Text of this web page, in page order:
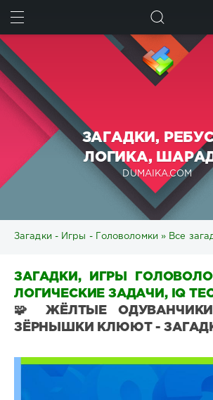
ЗАГАДКИ,
ЛОГИКА,
DUMAIKA.COM
Загадки - Игры - Головоломки » Все
ЗАГАДКИ, ИГРЫ
ЛОГИЧЕСКИЕ ЗАДАЧИ, IQ
🧩 ЖЁЛТЫЕ
ЗЁРНЫШКИ КЛЮЮТ -